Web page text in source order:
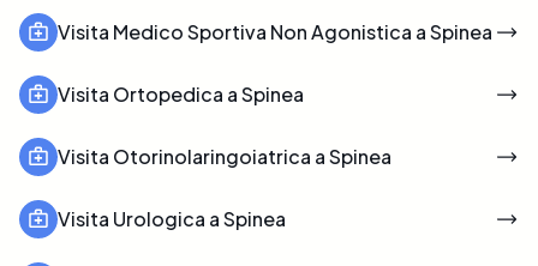
Visita Medico Sportiva Non Agonistica a Spinea
Visita Ortopedica a Spinea
Visita Otorinolaringoiatrica a Spinea
Visita Urologica a Spinea